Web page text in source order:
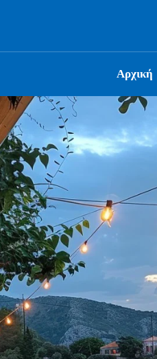
Αρχική